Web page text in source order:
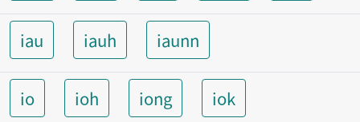
iau iauh iaunn
io ioh iong iok